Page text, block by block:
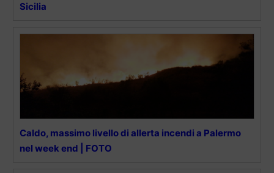
Sicilia
Caldo, massimo livello di allerta incendi a Palermo
nel week end | FOTO